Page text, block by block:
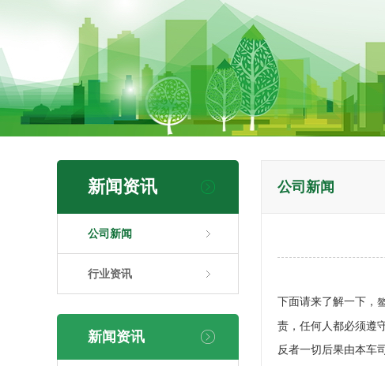
新闻资讯
公司新闻
行业资讯
新闻资讯
公司新闻
下面请来了解一下，
责，任何人都必须遵
反者一切后果由本车